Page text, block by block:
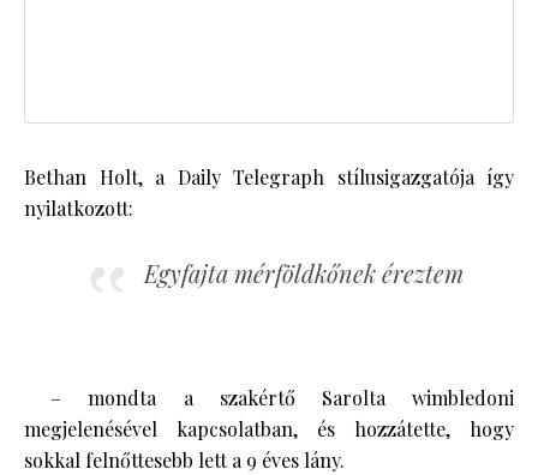
Bethan Holt, a Daily Telegraph stílusigazgatója így
nyilatkozott:
Egyfajta mérföldkőnek éreztem
– mondta a szakértő Sarolta wimbledoni
megjelenésével kapcsolatban, és hozzátette, hogy
sokkal felnőttesebb lett a 9 éves lány.